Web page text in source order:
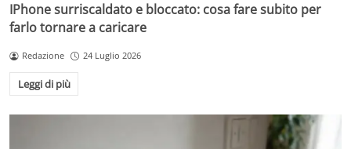
IPhone surriscaldato e bloccato: cosa fare subito per
farlo tornare a caricare
Redazione 24 Luglio 2026
Leggi di più